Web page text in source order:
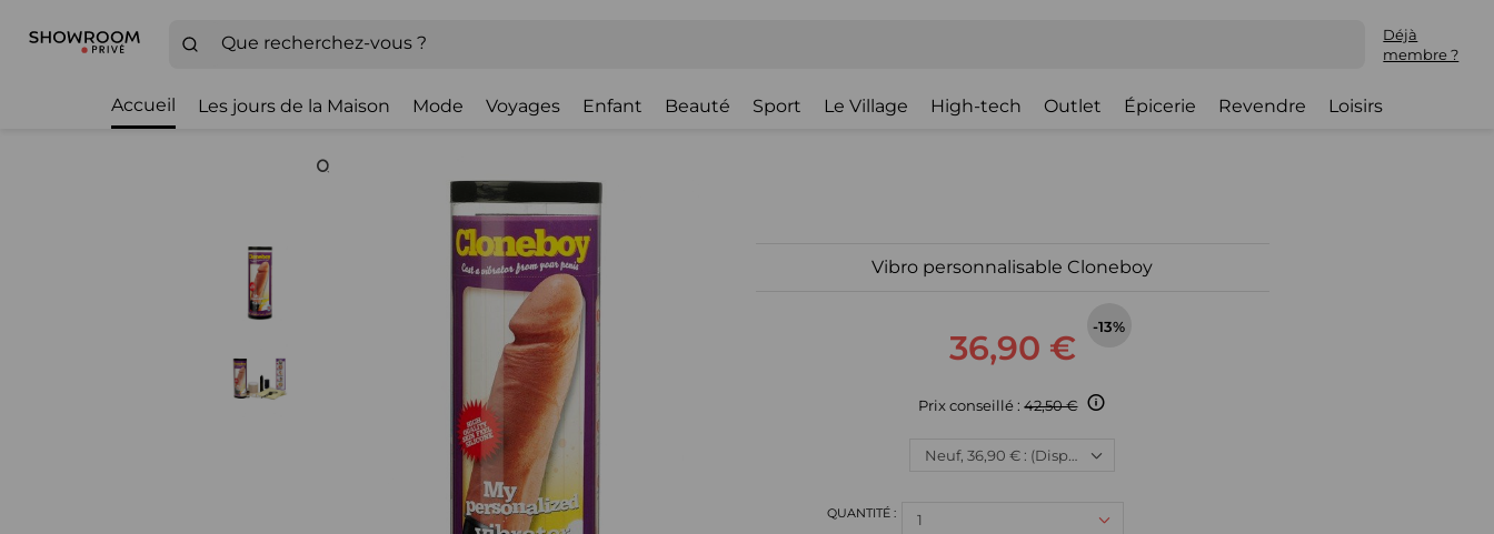
Déjà
membre ?
Accueil Les jours de la Maison Mode Voyages Enfant Beauté Sport Le Village High-tech Outlet Épicerie Revendre Loisirs
Vibro personnalisable Cloneboy
36,90 €
-13%
Prix conseillé :42,50 €
Neuf, 36,90 € : (Disponible)
1